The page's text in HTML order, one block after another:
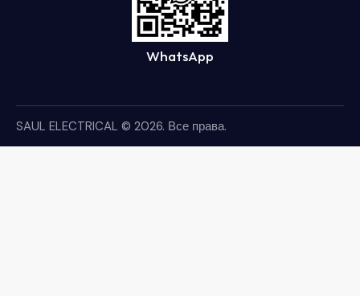
WhatsApp
SAUL ELECTRICAL © 2026. Все права.